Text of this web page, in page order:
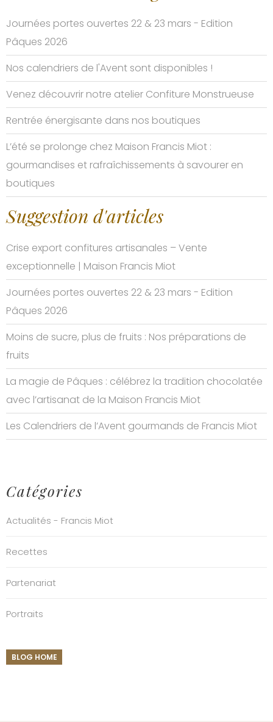
Journées portes ouvertes 22 & 23 mars - Edition
Pâques 2026
Nos calendriers de l'Avent sont disponibles !
Venez découvrir notre atelier Confiture Monstrueuse
Rentrée énergisante dans nos boutiques
L’été se prolonge chez Maison Francis Miot :
gourmandises et rafraîchissements à savourer en
boutiques
Suggestion d'articles
Crise export confitures artisanales – Vente
exceptionnelle | Maison Francis Miot
Journées portes ouvertes 22 & 23 mars - Edition
Pâques 2026
Moins de sucre, plus de fruits : Nos préparations de
fruits
La magie de Pâques : célébrez la tradition chocolatée
avec l’artisanat de la Maison Francis Miot
Les Calendriers de l’Avent gourmands de Francis Miot
Catégories
Actualités - Francis Miot
Recettes
Partenariat
Portraits
BLOG HOME